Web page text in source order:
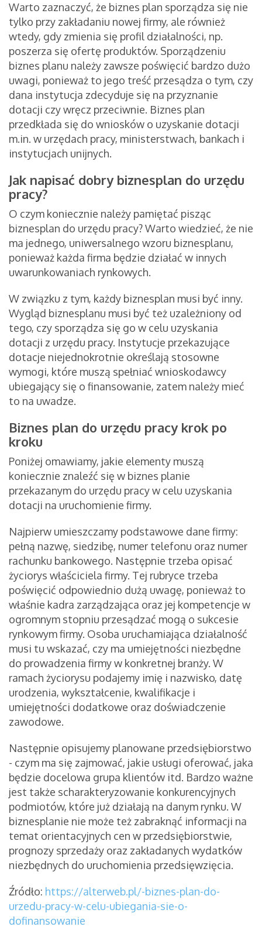
Warto zaznaczyć, że biznes plan sporządza się nie
tylko przy zakładaniu nowej firmy, ale również
wtedy, gdy zmienia się profil działalności, np.
poszerza się ofertę produktów. Sporządzeniu
biznes planu należy zawsze poświęcić bardzo dużo
uwagi, ponieważ to jego treść przesądza o tym, czy
dana instytucja zdecyduje się na przyznanie
dotacji czy wręcz przeciwnie. Biznes plan
przedkłada się do wniosków o uzyskanie dotacji
m.in. w urzędach pracy, ministerstwach, bankach i
instytucjach unijnych.
Jak napisać dobry biznesplan do urzędu
pracy?
O czym koniecznie należy pamiętać pisząc
biznesplan do urzędu pracy? Warto wiedzieć, że nie
ma jednego, uniwersalnego wzoru biznesplanu,
ponieważ każda firma będzie działać w innych
uwarunkowaniach rynkowych.
W związku z tym, każdy biznesplan musi być inny.
Wygląd biznesplanu musi być też uzależniony od
tego, czy sporządza się go w celu uzyskania
dotacji z urzędu pracy. Instytucje przekazujące
dotacje niejednokrotnie określają stosowne
wymogi, które muszą spełniać wnioskodawcy
ubiegający się o finansowanie, zatem należy mieć
to na uwadze.
Biznes plan do urzędu pracy krok po
kroku
Poniżej omawiamy, jakie elementy muszą
koniecznie znaleźć się w biznes planie
przekazanym do urzędu pracy w celu uzyskania
dotacji na uruchomienie firmy.
Najpierw umieszczamy podstawowe dane firmy:
pełną nazwę, siedzibę, numer telefonu oraz numer
rachunku bankowego. Następnie trzeba opisać
życiorys właściciela firmy. Tej rubryce trzeba
poświęcić odpowiednio dużą uwagę, ponieważ to
właśnie kadra zarządzająca oraz jej kompetencje w
ogromnym stopniu przesądzać mogą o sukcesie
rynkowym firmy. Osoba uruchamiająca działalność
musi tu wskazać, czy ma umiejętności niezbędne
do prowadzenia firmy w konkretnej branży. W
ramach życiorysu podajemy imię i nazwisko, datę
urodzenia, wykształcenie, kwalifikacje i
umiejętności dodatkowe oraz doświadczenie
zawodowe.
Następnie opisujemy planowane przedsiębiorstwo
- czym ma się zajmować, jakie usługi oferować, jaka
będzie docelowa grupa klientów itd. Bardzo ważne
jest także scharakteryzowanie konkurencyjnych
podmiotów, które już działają na danym rynku. W
biznesplanie nie może też zabraknąć informacji na
temat orientacyjnych cen w przedsiębiorstwie,
prognozy sprzedaży oraz zakładanych wydatków
niezbędnych do uruchomienia przedsięwzięcia.
Źródło: https://alterweb.pl/-biznes-plan-do-
urzedu-pracy-w-celu-ubiegania-sie-o-
dofinansowanie